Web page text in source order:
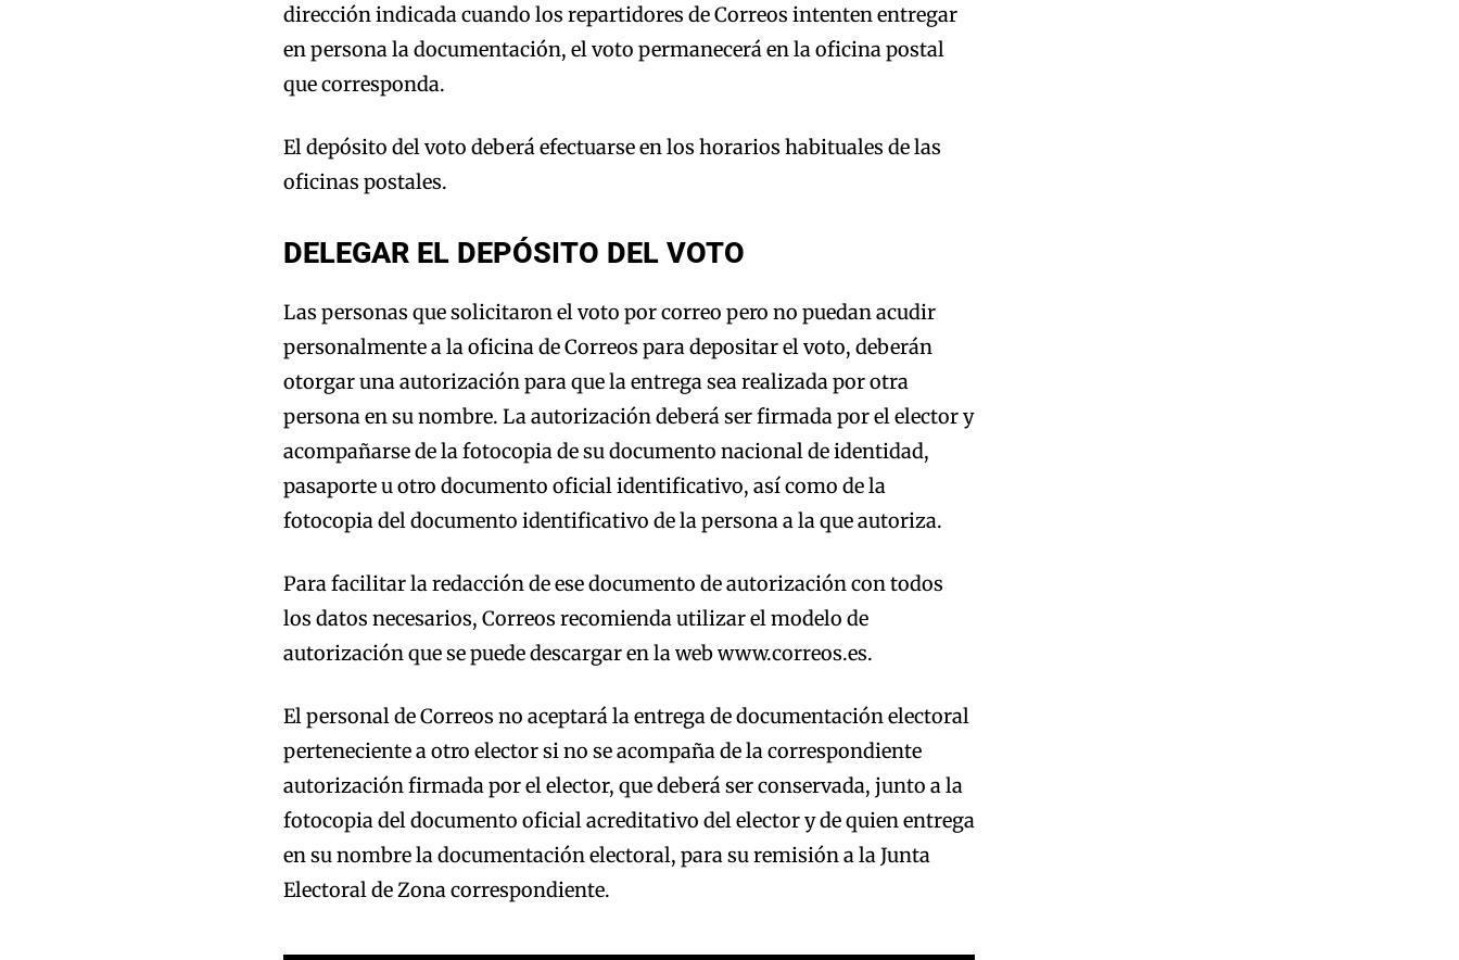
dirección indicada cuando los repartidores de Correos intenten entregar
en persona la documentación, el voto permanecerá en la oficina postal
que corresponda.
El depósito del voto deberá efectuarse en los horarios habituales de las
oficinas postales.
DELEGAR EL DEPÓSITO DEL VOTO
Las personas que solicitaron el voto por correo pero no puedan acudir
personalmente a la oficina de Correos para depositar el voto, deberán
otorgar una autorización para que la entrega sea realizada por otra
persona en su nombre. La autorización deberá ser firmada por el elector y
acompañarse de la fotocopia de su documento nacional de identidad,
pasaporte u otro documento oficial identificativo, así como de la
fotocopia del documento identificativo de la persona a la que autoriza.
Para facilitar la redacción de ese documento de autorización con todos
los datos necesarios, Correos recomienda utilizar el modelo de
autorización que se puede descargar en la web www.correos.es.
El personal de Correos no aceptará la entrega de documentación electoral
perteneciente a otro elector si no se acompaña de la correspondiente
autorización firmada por el elector, que deberá ser conservada, junto a la
fotocopia del documento oficial acreditativo del elector y de quien entrega
en su nombre la documentación electoral, para su remisión a la Junta
Electoral de Zona correspondiente.